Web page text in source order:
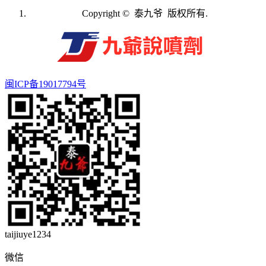
Copyright © 泰九爷 版权所有.
闽ICP备19017794号
taijiuye1234
微信